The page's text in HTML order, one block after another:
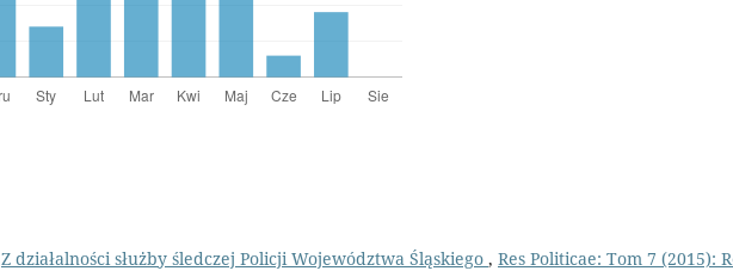
Z działalności służby śledczej Policji Województwa Śląskiego , Res Politicae: Tom 7 (2015):